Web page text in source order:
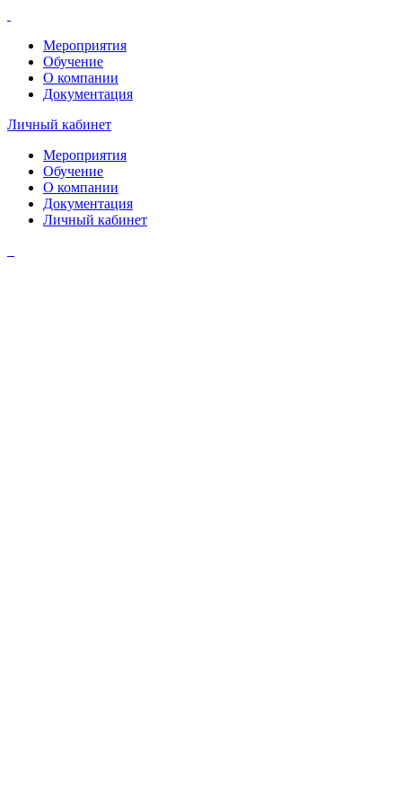
Мероприятия
Обучение
О компании
Документация
Личный кабинет
Мероприятия
Обучение
О компании
Документация
Личный кабинет